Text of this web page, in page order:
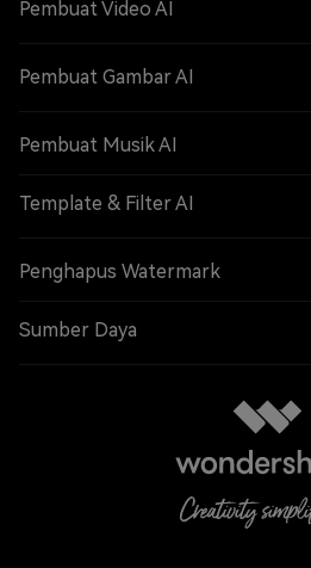
Pembuat Video AI
Pembuat Gambar AI
Pembuat Musik AI
Template & Filter AI
Penghapus Watermark
Sumber Daya